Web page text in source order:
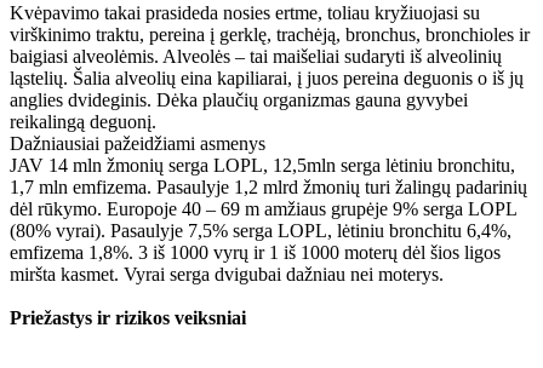
Kvėpavimo takai prasideda nosies ertme, toliau kryžiuojasi su
virškinimo traktu, pereina į gerklę, trachėją, bronchus, bronchioles ir
baigiasi alveolėmis. Alveolės – tai maišeliai sudaryti iš alveolinių
ląstelių. Šalia alveolių eina kapiliarai, į juos pereina deguonis o iš jų
anglies dvideginis. Dėka plaučių organizmas gauna gyvybei
reikalingą deguonį.
Dažniausiai pažeidžiami asmenys
JAV 14 mln žmonių serga LOPL, 12,5mln serga lėtiniu bronchitu,
1,7 mln emfizema. Pasaulyje 1,2 mlrd žmonių turi žalingų padarinių
dėl rūkymo. Europoje 40 – 69 m amžiaus grupėje 9% serga LOPL
(80% vyrai). Pasaulyje 7,5% serga LOPL, lėtiniu bronchitu 6,4%,
emfizema 1,8%. 3 iš 1000 vyrų ir 1 iš 1000 moterų dėl šios ligos
miršta kasmet. Vyrai serga dvigubai dažniau nei moterys.
Priežastys ir rizikos veiksniai